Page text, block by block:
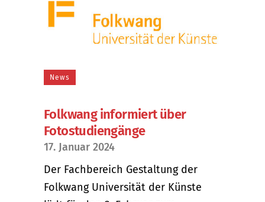
News
Folkwang informiert über
Fotostudiengänge
17. Januar 2024
Der Fachbereich Gestaltung der
Folkwang Universität der Künste